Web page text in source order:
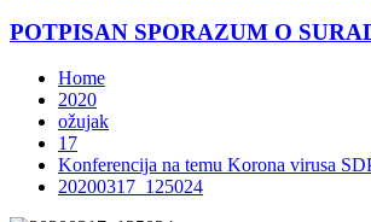
POTPISAN SPORAZUM O
Home
2020
ožujak
17
Konferencija na temu Korona virusa
20200317_125024